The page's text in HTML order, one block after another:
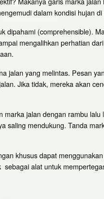
dalam kondisi hujan
dipahami (comprehensible).
mengalihkan perhatian
jalan yang melintas. Pesan
Jika tidak, mereka akan
jalan dengan rambu lalu
saling mendukung. Tanda
khusus dapat
alat untuk